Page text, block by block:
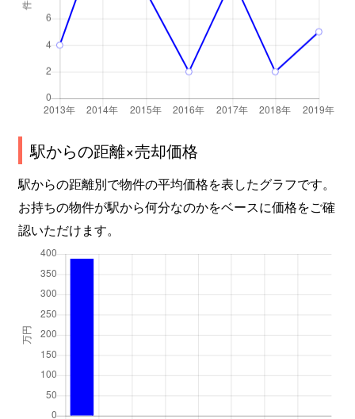
駅からの距離×売却価格
駅からの距離別で物件の平均価格を表したグラフです。
お持ちの物件が駅から何分なのかをベースに価格をご確
認いただけます。